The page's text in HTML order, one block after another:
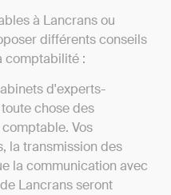
à Lancrans ou
différents conseils
comptabilité :
d'experts-
chose des
Vos
la transmission des
la communication avec
Lancrans seront